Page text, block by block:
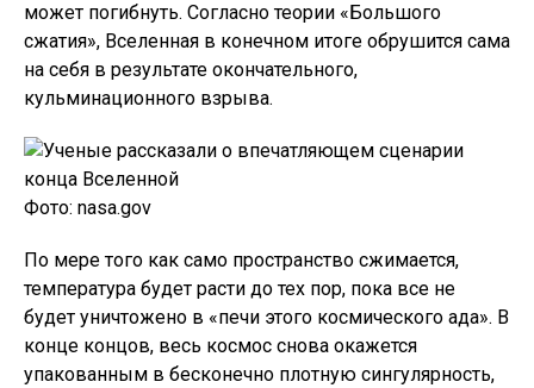
может погибнуть. Согласно теории «Большого
сжатия», Вселенная в конечном итоге обрушится сама
на себя в результате окончательного,
кульминационного взрыва.
Фото: nasa.gov
По мере того как само пространство сжимается,
температура будет расти до тех пор, пока все не
будет уничтожено в «печи этого космического ада». В
конце концов, весь космос снова окажется
упакованным в бесконечно плотную сингулярность,